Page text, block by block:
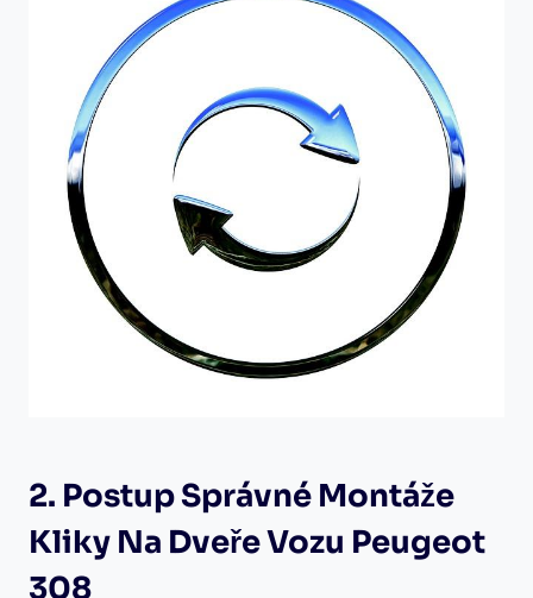
2. Postup Správné Montáže
Kliky Na Dveře Vozu Peugeot
308